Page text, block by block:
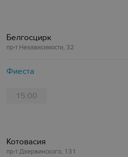
Белгосцирк
пр-т Независимости, 32
Фиеста
15:00
Котовасия
пр-т Дзержинского, 131